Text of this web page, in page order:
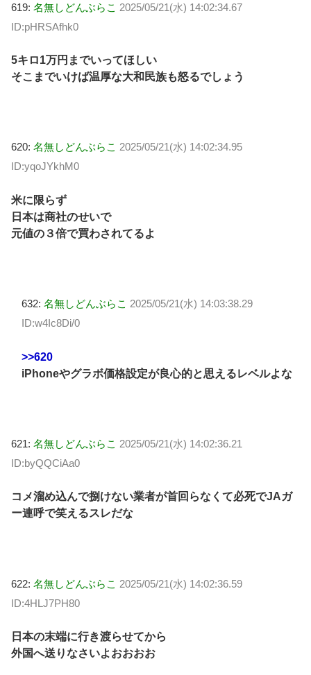
619: 名無しどんぶらこ 2025/05/21(水) 14:02:34.67
ID:pHRSAfhk0
5キロ1万円までいってほしい
そこまでいけば温厚な大和民族も怒るでしょう
620: 名無しどんぶらこ 2025/05/21(水) 14:02:34.95
ID:yqoJYkhM0
米に限らず
日本は商社のせいで
元値の３倍で買わされてるよ
632: 名無しどんぶらこ 2025/05/21(水) 14:03:38.29
ID:w4Ic8Di/0
>>620
iPhoneやグラボ価格設定が良心的と思えるレベルよな
621: 名無しどんぶらこ 2025/05/21(水) 14:02:36.21
ID:byQQCiAa0
コメ溜め込んで捌けない業者が首回らなくて必死でJAガ
ー連呼で笑えるスレだな
622: 名無しどんぶらこ 2025/05/21(水) 14:02:36.59
ID:4HLJ7PH80
日本の末端に行き渡らせてから
外国へ送りなさいよおおおお